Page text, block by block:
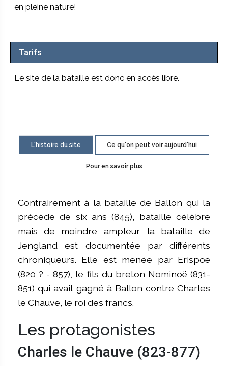
en pleine nature!
Tarifs
Le site de la bataille est donc en accès libre.
L'histoire du site Ce qu'on peut voir aujourd'hui
Pour en savoir plus
Contrairement à la bataille de Ballon qui la
précède de six ans (845), bataille célèbre
mais de moindre ampleur, la bataille de
Jengland est documentée par différents
chroniqueurs. Elle est menée par Erispoë
(820 ? - 857), le fils du breton Nominoë (831-
851) qui avait gagné à Ballon contre Charles
le Chauve, le roi des francs.
Les protagonistes
Charles le Chauve (823-877)